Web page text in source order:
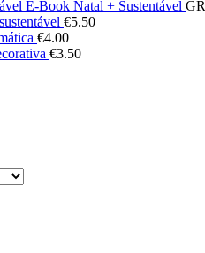
E-Book Natal + Sustentável
€5.50
€4.00
€3.50